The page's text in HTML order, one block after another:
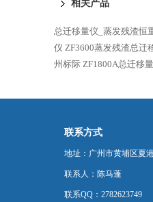
相关产品
总迁移量仪_蒸发残渣恒
仪 ZF3600蒸发残渣总迁
州标际 ZF1800A总迁移
联系方式
地址：广州市黄埔区夏
联系人：陈马蓬
联系QQ：2782623749